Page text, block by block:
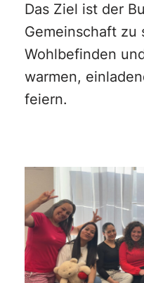
Das Ziel ist der
Gemeinschaft zu
Wohlbefinden
warmen,
feiern.